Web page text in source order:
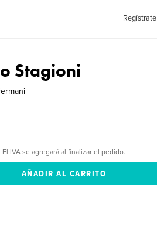
Regístrate
Stagioni
El IVA se agregará al finalizar el pedido.